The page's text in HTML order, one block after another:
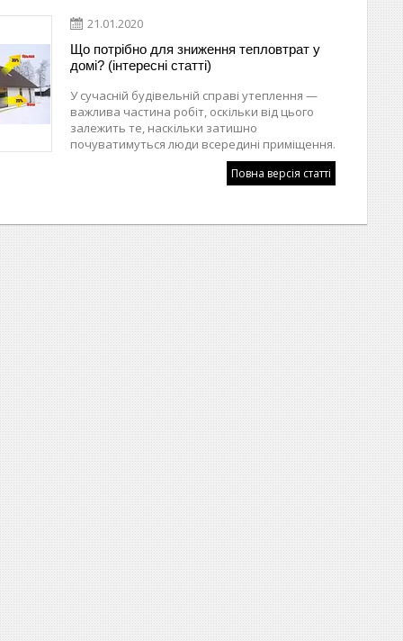
21.01.2020
Що потрібно для зниження тепловтрат у
домі? (інтересні статті)
У сучасній будівельній справі утеплення —
важлива частина робіт, оскільки від цього
залежить те, наскільки затишно
почуватимуться люди всередині приміщення.
Повна версія статті